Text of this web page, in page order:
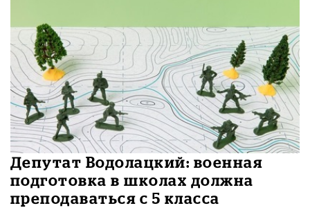
Депутат Водолацкий: военная
подготовка в школах должна
преподаваться с 5 класса